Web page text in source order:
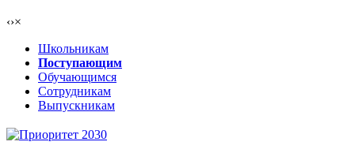
‹›×
Школьникам
Поступающим
Обучающимся
Сотрудникам
Выпускникам